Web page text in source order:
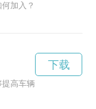
加入？本文将为大家
高车辆的动力性能，
下载